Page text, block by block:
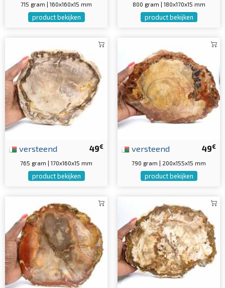
715 gram | 160x160x15 mm
product bekijken
800 gram | 180x170x15 mm
product bekijken
49€
versteend
765 gram | 170x160x15 mm
product bekijken
49€
versteend
790 gram | 200x155x15 mm
product bekijken